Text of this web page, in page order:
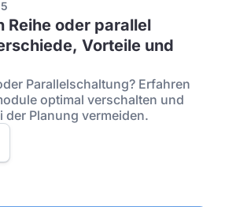
Reihe oder parallel
Vorteile und
Parallelschaltung? Erfahren
optimal verschalten und
der Planung vermeiden.